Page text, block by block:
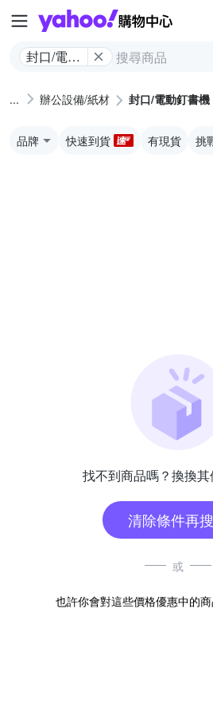
封口/電動
辦公設備/紙材 封口/電動釘書機
品牌 快速到貨 有現貨 挑
找不到商品嗎？換換其
清除條件再
或
也許你會對這些價格優惠中的商